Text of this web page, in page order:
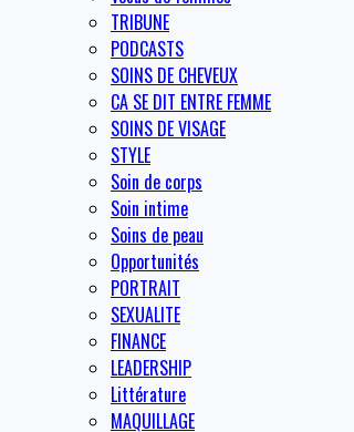
TRIBUNE
PODCASTS
SOINS DE CHEVEUX
CA SE DIT ENTRE FEMME
SOINS DE VISAGE
STYLE
Soin de corps
Soin intime
Soins de peau
Opportunités
PORTRAIT
SEXUALITE
FINANCE
LEADERSHIP
Littérature
MAQUILLAGE